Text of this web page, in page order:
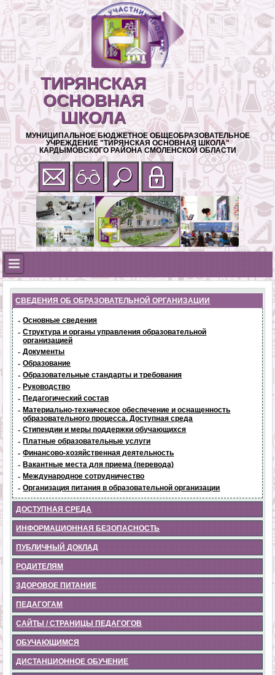
ТИРЯНСКАЯ
ОСНОВНАЯ
ШКОЛА
МУНИЦИПАЛЬНОЕ БЮДЖЕТНОЕ ОБЩЕОБРАЗОВАТЕЛЬНОЕ
УЧРЕЖДЕНИЕ "ТИРЯНСКАЯ ОСНОВНАЯ ШКОЛА"
КАРДЫМОВСКОГО РАЙОНА СМОЛЕНСКОЙ ОБЛАСТИ
СВЕДЕНИЯ ОБ ОБРАЗОВАТЕЛЬНОЙ ОРГАНИЗАЦИИ
- Основные сведения
- Структура и органы управления образовательной
организацией
- Документы
- Образование
- Образовательные стандарты и требования
- Руководство
- Педагогический состав
- Материально-техническое обеспечение и оснащенность
образовательного процесса. Доступная среда
- Стипендии и меры поддержки обучающихся
- Платные образовательные услуги
- Финансово-хозяйственная деятельность
- Вакантные места для приема (перевода)
- Международное сотрудничество
- Организация питания в образовательной организации
ДОСТУПНАЯ СРЕДА
ИНФОРМАЦИОННАЯ БЕЗОПАСНОСТЬ
ПУБЛИЧНЫЙ ДОКЛАД
РОДИТЕЛЯМ
ЗДОРОВОЕ ПИТАНИЕ
ПЕДАГОГАМ
САЙТЫ / СТРАНИЦЫ ПЕДАГОГОВ
ОБУЧАЮЩИМСЯ
ДИСТАНЦИОННОЕ ОБУЧЕНИЕ